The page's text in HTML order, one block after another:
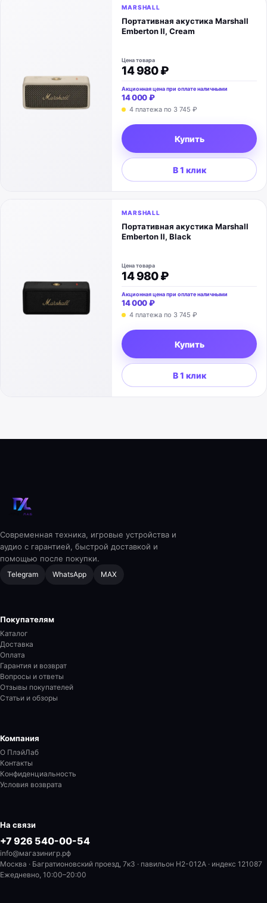
MARSHALL
Портативная акустика Marshall
Emberton II, Cream
Цена товара
14 980 ₽
Акционная цена при оплате наличными
14 000 ₽
4 платежа по 3 745 ₽
Купить
В 1 клик
MARSHALL
Портативная акустика Marshall
Emberton II, Black
Цена товара
14 980 ₽
Акционная цена при оплате наличными
14 000 ₽
4 платежа по 3 745 ₽
Купить
В 1 клик
Современная техника, игровые устройства и
аудио с гарантией, быстрой доставкой и
помощью после покупки.
Telegram WhatsApp MAX
Покупателям
Каталог
Доставка
Оплата
Гарантия и возврат
Вопросы и ответы
Отзывы покупателей
Статьи и обзоры
Компания
О ПлэйЛаб
Контакты
Конфиденциальность
Условия возврата
На связи
+7 926 540-00-54
info@магазинигр.рф
Москва · Багратионовский проезд, 7к3 · павильон H2-012A · индекс 121087
Ежедневно, 10:00–20:00